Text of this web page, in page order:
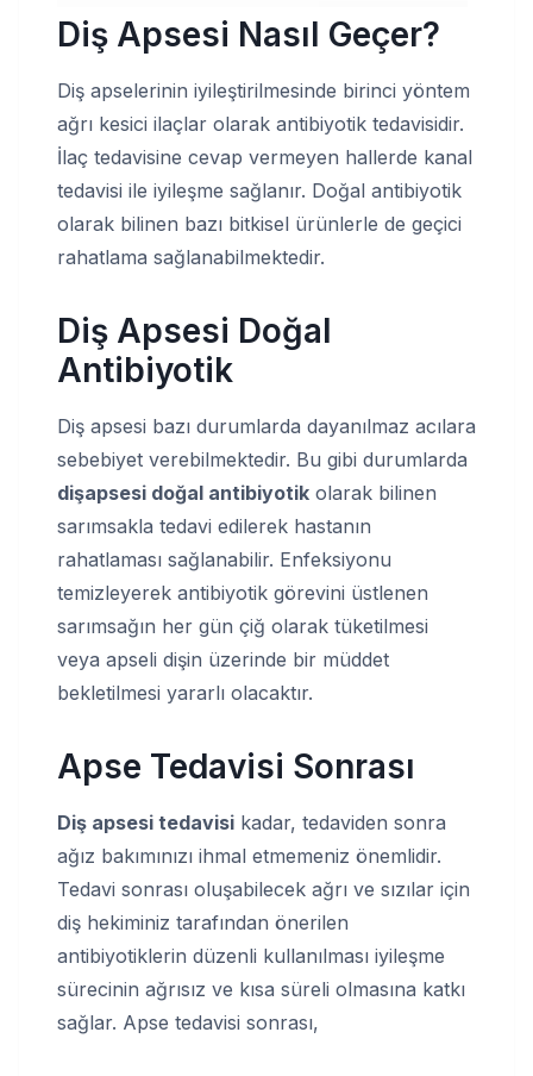
Diş Apsesi Nasıl Geçer?
Diş apselerinin iyileştirilmesinde birinci yöntem
ağrı kesici ilaçlar olarak antibiyotik tedavisidir.
İlaç tedavisine cevap vermeyen hallerde kanal
tedavisi ile iyileşme sağlanır. Doğal antibiyotik
olarak bilinen bazı bitkisel ürünlerle de geçici
rahatlama sağlanabilmektedir.
Diş Apsesi Doğal
Antibiyotik
Diş apsesi bazı durumlarda dayanılmaz acılara
sebebiyet verebilmektedir. Bu gibi durumlarda
dişapsesi doğal antibiyotik olarak bilinen
sarımsakla tedavi edilerek hastanın
rahatlaması sağlanabilir. Enfeksiyonu
temizleyerek antibiyotik görevini üstlenen
sarımsağın her gün çiğ olarak tüketilmesi
veya apseli dişin üzerinde bir müddet
bekletilmesi yararlı olacaktır.
Apse Tedavisi Sonrası
Diş apsesi tedavisi kadar, tedaviden sonra
ağız bakımınızı ihmal etmemeniz önemlidir.
Tedavi sonrası oluşabilecek ağrı ve sızılar için
diş hekiminiz tarafından önerilen
antibiyotiklerin düzenli kullanılması iyileşme
sürecinin ağrısız ve kısa süreli olmasına katkı
sağlar. Apse tedavisi sonrası,